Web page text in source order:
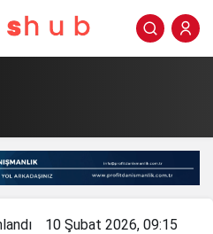
10 Şubat 2026, 09:15